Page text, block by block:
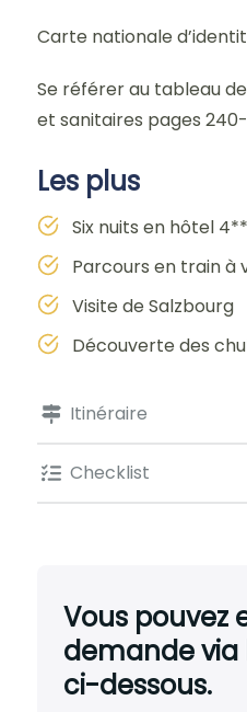
Itinéraire
Checklist
Carte nationale
Se référer au tableau
et sanitaires pages
Les plus
Six nuits en hôtel
Parcours en train à
Visite de Salzbourg
Découverte des
Vous pouvez
demande
ci-dessous.